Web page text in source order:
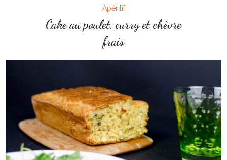
Apéritif
Cake au poulet, curry et chèvre
frais